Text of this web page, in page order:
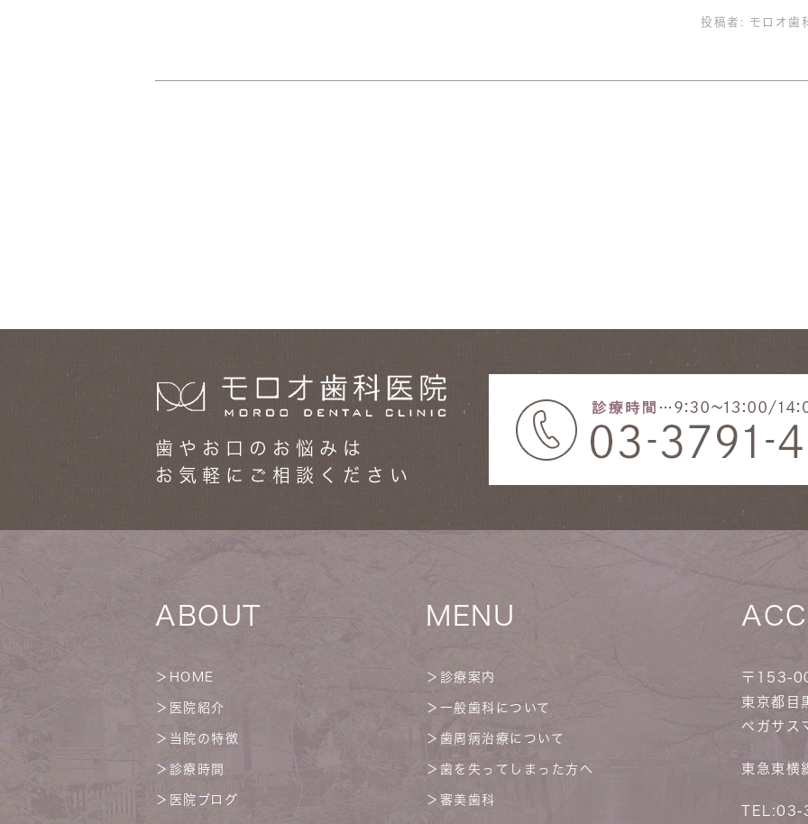
投稿者: モロオ歯
歯やお口のお悩みは
お気軽にご相談ください
ABOUT
＞ HOME
＞ 医院紹介
＞ 当院の特徴
＞ 診療時間
＞ 医院ブログ
MENU
＞ 診療案内
＞ 一般歯科について
＞ 歯周病治療について
＞ 歯を失ってしまった方へ
＞ 審美歯科
〒153-
東京都目
ペガサス
東急東横
TEL:03-